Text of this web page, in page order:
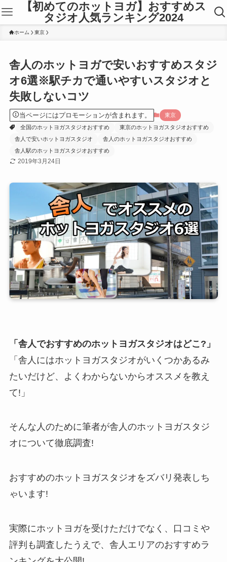
【初めてのホットヨガ】おすすめス
タジオ人気ランキング2024
ホーム 東京
舎人のホットヨガで安いおすすめスタジ
オ6選※駅チカで通いやすいスタジオと
失敗しないコツ
当ページにはプロモーションが含まれます。
東京
全国のホットヨガスタジオおすすめ
東京のホットヨガスタジオおすすめ
舎人で安いホットヨガスタジオ
舎人のホットヨガスタジオおすすめ
舎人駅のホットヨガスタジオおすすめ
2019年3月24日
「舎人でおすすめのホットヨガスタジオはどこ?」
「舎人にはホットヨガスタジオがいくつかあるみ
たいだけど、よくわからないからオススメを教え
て!」
そんな人のために筆者が舎人のホットヨガスタジ
オについて徹底調査!
おすすめのホットヨガスタジオをズバリ発表しち
ゃいます!
実際にホットヨガを受けただけでなく、口コミや
評判も調査したうえで、舎人エリアのおすすめラ